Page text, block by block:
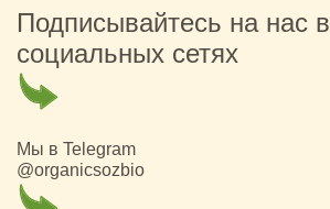
Подписывайтесь на нас в
социальных сетях
Мы в Telegram
@organicsozbio